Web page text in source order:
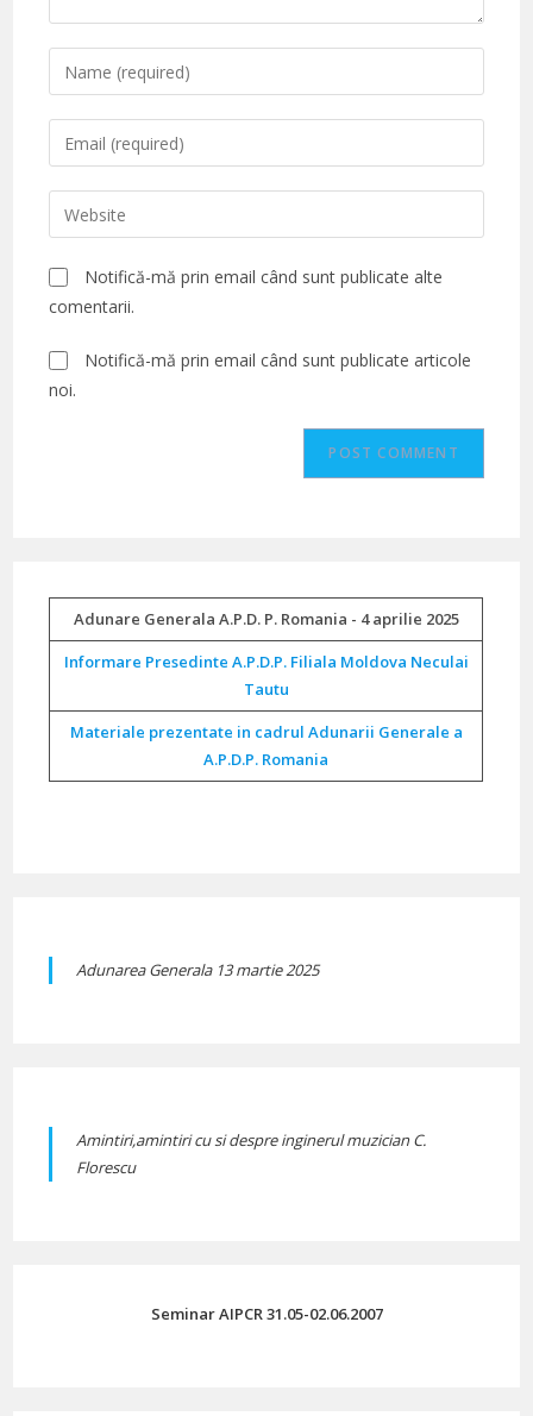
Enter
your
name
to
comment
Enter
your
email
address
comment
Enter
your
website
URL
Notifică-mă prin email când sunt publicate alte
comentarii.
Notifică-mă prin email când sunt publicate articole
noi.
Adunare Generala A.P.D. P. Romania - 4 aprilie 2025
Informare Presedinte A.P.D.P. Filiala Moldova Neculai
Tautu
Materiale prezentate in cadrul Adunarii Generale a
A.P.D.P. Romania
Adunarea Generala 13 martie 2025
Amintiri,amintiri cu si despre inginerul muzician C.
Florescu
Seminar AIPCR 31.05-02.06.2007